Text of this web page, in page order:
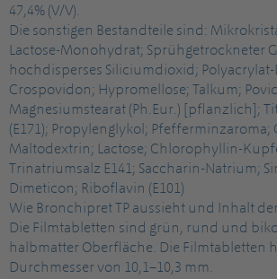
47,4% (V/V).
Die sonstigen Bestandteile sind:
Lactose-Monohydrat; Sprühgetrockneter
hochdisperses Siliciumdioxid; Polyacrylat-
Crospovidon; Hypromellose; Talkum;
Magnesiumstearat (Ph.Eur.) [pflanzlich];
(E171); Propylenglykol;
Maltodextrin; Lactose; Chlorophyllin-
Trinatriumsalz E141; Saccharin-Natrium;
Dimeticon; Riboflavin (E101)
Wie Bronchipret TP aussieht und Inhalt
Die Filmtabletten sind grün, rund und
halbmatter Oberfläche. Die Filmtabletten
Durchmesser von 10,1–10,3 mm.